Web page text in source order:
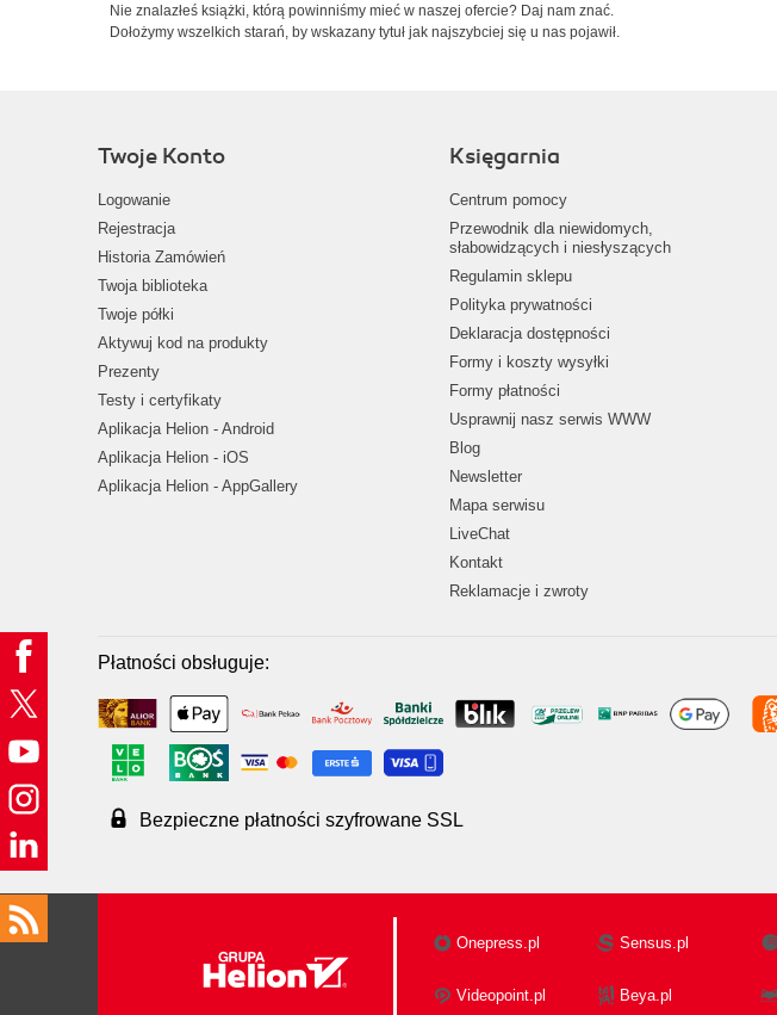
Nie znalazłeś książki, którą powinniśmy mieć w naszej ofercie? Daj nam znać.
Dołożymy wszelkich starań, by wskazany tytuł jak najszybciej się u nas pojawił.
Twoje Konto
Logowanie
Rejestracja
Historia Zamówień
Twoja biblioteka
Twoje półki
Aktywuj kod na produkty
Prezenty
Testy i certyfikaty
Aplikacja Helion - Android
Aplikacja Helion - iOS
Aplikacja Helion - AppGallery
Księgarnia
Centrum pomocy
Przewodnik dla niewidomych,
słabowidzących i niesłyszących
Regulamin sklepu
Polityka prywatności
Deklaracja dostępności
Formy i koszty wysyłki
Formy płatności
Usprawnij nasz serwis WWW
Blog
Newsletter
Mapa serwisu
LiveChat
Kontakt
Reklamacje i zwroty
Płatności obsługuje:
Bezpieczne płatności szyfrowane SSL
Onepress.pl Sensus.pl
Videopoint.pl Beya.pl